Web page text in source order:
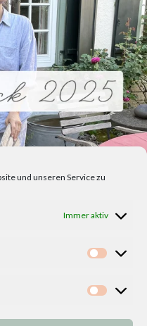
und unseren Service zu
Immer aktiv